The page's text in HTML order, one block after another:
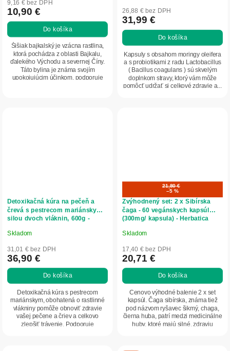
produktu
je
5,0
hviezdičiek.
9,16 € bez DPH
10,90 €
Do košíka
Šišiak bajkalský je vzácna rastlina,
ktorá pochádza z oblasti Bajkalu,
ďalekého Východu a severnej Číny.
Táto bylina je známa svojím
upokojujúcim účinkom, podporuje
26,88 € bez DPH
31,99 €
Do košíka
Kapsuly s obsahom moringy oleifera
a s probiotikami z radu Lactobacillus
( Bacillus coagulans ) sú skvelým
doplnkom stravy, ktorý vám môže
pomôcť udržať si celkové zdravie a...
Detoxikačná kúra na pečeň a
črevá s pestrecom mariánskym a
silou dvoch vláknin, 600g -
Priemerné
hodnotenie
produktu
je
5,0
5
hviezdičiek.
Skladom
31,01 € bez DPH
36,90 €
Do košíka
Detoxikačná kúra s pestrecom
mariánskym, obohatená o rastlinné
vlákniny pomôže obnoviť zdravie
vašej pečene a čriev a celkovo
zlepšiť trávenie. Podporuje
21,80 €
–5 %
Zvýhodnený set: 2 x Sibírska
čaga - 60 vegánskych kapsúl
(300mg/ kapsula) - Herbatica
Priemerné
hodnotenie
produktu
je
5,0
hviezdičiek.
Skladom
17,40 € bez DPH
20,71 €
Do košíka
Cenovo výhodné balenie 2 x set
kapsúl. Čaga sibírska, známa tiež
pod názvom ryšavec šikmý, chaga,
čierna huba, patrí medzi medicinálne
huby, ktoré majú silné, zdraviu